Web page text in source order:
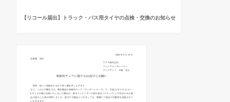
【リコール届出】トラック・バス用タイヤの点検・交換のお知らせ